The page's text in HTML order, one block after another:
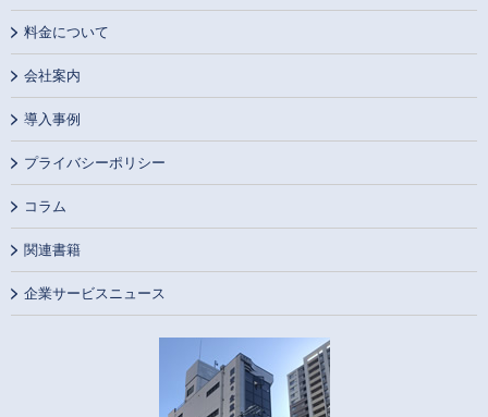
料金について
会社案内
導入事例
プライバシーポリシー
コラム
関連書籍
企業サービスニュース